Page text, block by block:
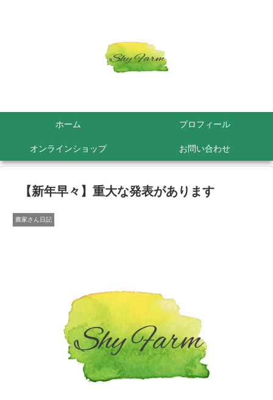
ホーム プロフィール
オンラインショップ お問い合わせ
【新年早々】重大な発表があります
農家さん日記